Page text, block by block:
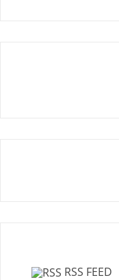
RSS FEED